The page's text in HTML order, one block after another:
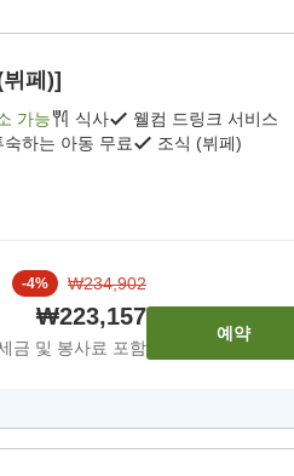
페)]
가능 식사
웰컴 드링크 서비스
하는 아동 무료
조식 (뷔페)
-4% ₩234,902
₩223,157
금 및 봉사료 포함
예약